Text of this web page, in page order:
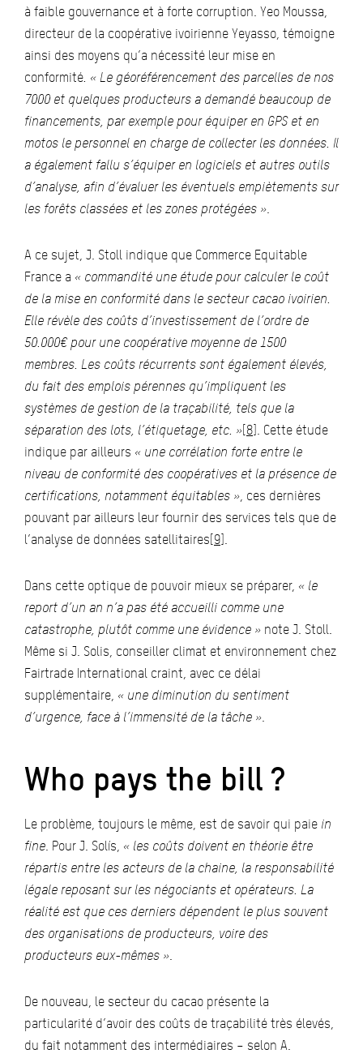
à faible gouvernance et à forte corruption. Yeo Moussa,
directeur de la coopérative ivoirienne Yeyasso, témoigne
ainsi des moyens qu’a nécessité leur mise en
conformité. « Le géoréférencement des parcelles de nos
7000 et quelques producteurs a demandé beaucoup de
financements, par exemple pour équiper en GPS et en
motos le personnel en charge de collecter les données. Il
a également fallu s’équiper en logiciels et autres outils
d’analyse, afin d’évaluer les éventuels empiètements sur
les forêts classées et les zones protégées ».
A ce sujet, J. Stoll indique que Commerce Equitable
France a « commandité une étude pour calculer le coût
de la mise en conformité dans le secteur cacao ivoirien.
Elle révèle des coûts d’investissement de l’ordre de
50.000€ pour une coopérative moyenne de 1500
membres. Les coûts récurrents sont également élevés,
du fait des emplois pérennes qu’impliquent les
systèmes de gestion de la traçabilité, tels que la
séparation des lots, l’étiquetage, etc. »[8]. Cette étude
indique par ailleurs « une corrélation forte entre le
niveau de conformité des coopératives et la présence de
certifications, notamment équitables », ces dernières
pouvant par ailleurs leur fournir des services tels que de
l’analyse de données satellitaires[9].
Dans cette optique de pouvoir mieux se préparer, « le
report d’un an n’a pas été accueilli comme une
catastrophe, plutôt comme une évidence » note J. Stoll.
Même si J. Solis, conseiller climat et environnement chez
Fairtrade International craint, avec ce délai
supplémentaire, « une diminution du sentiment
d’urgence, face à l’immensité de la tâche ».
Who pays the bill ?
Le problème, toujours le même, est de savoir qui paie in
fine. Pour J. Solís, « les coûts doivent en théorie être
répartis entre les acteurs de la chaine, la responsabilité
légale reposant sur les négociants et opérateurs. La
réalité est que ces derniers dépendent le plus souvent
des organisations de producteurs, voire des
producteurs eux-mêmes ».
De nouveau, le secteur du cacao présente la
particularité d’avoir des coûts de traçabilité très élevés,
du fait notamment des intermédiaires – selon A.